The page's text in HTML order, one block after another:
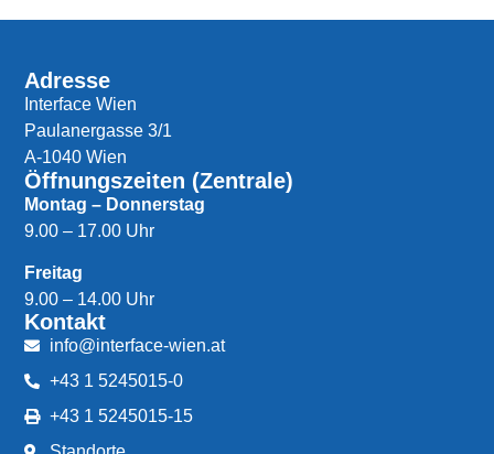
Adresse
Interface Wien
Paulanergasse 3/1
A-1040 Wien
Öffnungszeiten (Zentrale)
Montag – Donnerstag
9.00 – 17.00 Uhr
Freitag
9.00 – 14.00 Uhr
Kontakt
info@interface-wien.at
+43 1 5245015-0
+43 1 5245015-15